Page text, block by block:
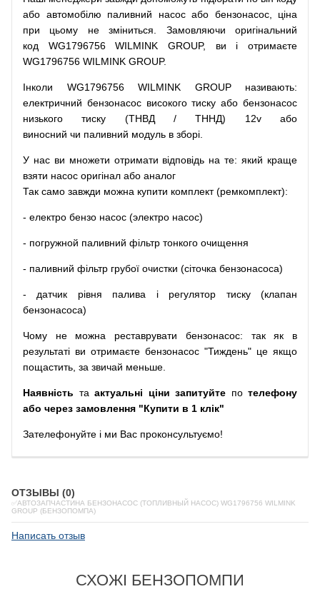
або автомобілю паливний насос або бензонасос,
ціна
при
цьому не зміниться Замовляючи
оригінальний
код WG1796756 WILMINK GROUP, ви і отримаєте
WG1796756 WILMINK GROUP.
Інколи WG1796756 WILMINK GROUP називають:
електричний бензонасос високого тиску або бензонасос
низького
тиску (ТНВД / ТННД) 12v
або
виносний чи паливний модуль в зборі
У нас ви множети отримати відповідь на те: який краще
взяти насос оригінал або аналог
Так само завжди можна купити комплект (ремкомплект):
- електро бензо насос (электро насос)
- погружной паливний фільтр тонкого очищення
- паливний фільтр грубої очистки (сіточка бензонасоса)
- датчик рівня палива і регулятор тиску (клапан
бензонасоса)
Чому не можна реставрувати бензонасос: так як
в
результаті ви отримаєте бензонасос "Тиждень" це якщо
пощастить, за звичай меньше.
Наявність та актуальні ціни запитуйте по телефону
або через замовлення "Купити в 1 клік"
Зателефонуйте і ми Вас проконсультуємо!
ОТЗЫВЫ (0)
✅АВТОЗАПЧАСТИНА БЕНЗОНАСОС (ТОПЛИВНЫЙ НАСОС) WG1796756 WILMINK
GROUP (БЕНЗОПОМПА)
Написать отзыв
СХОЖІ БЕНЗОПОМПИ